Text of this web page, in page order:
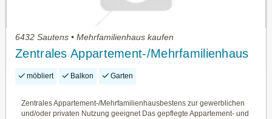
6432 Sautens • Mehrfamilienhaus kaufen
Zentrales Appartement-/Mehrfamilienhaus
möbliert Balkon Garten
Zentrales Appartement-/Mehrfamilienhausbestens zur gewerblichen
und/oder privaten Nutzung geeignet Das gepflegte Appartement- und